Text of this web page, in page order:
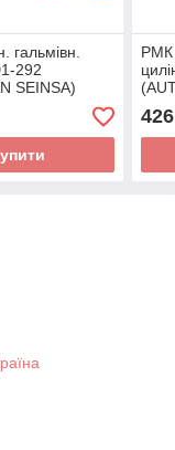
гальмівн.
292
SEINSA)
РМК
426